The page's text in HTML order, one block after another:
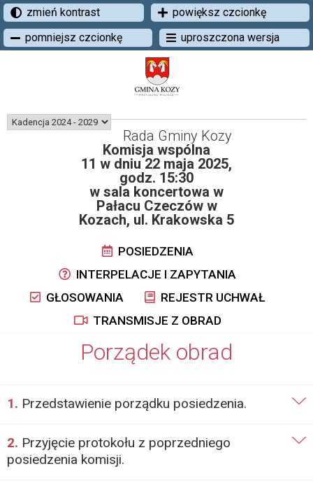
zmień kontrast
powiększ czcionkę
pomniejsz czcionkę
uproszczona wersja
Rada Gminy Kozy
Komisja wspólna
11 w dniu 22 maja 2025,
godz. 15:30
w sala koncertowa w
Pałacu Czeczów w
Kozach, ul. Krakowska 5
POSIEDZENIA
INTERPELACJE I ZAPYTANIA
GŁOSOWANIA
REJESTR UCHWAŁ
TRANSMISJE Z OBRAD
Porządek obrad
1. Przedstawienie porządku posiedzenia.
2. Przyjęcie protokołu z poprzedniego
posiedzenia komisji.